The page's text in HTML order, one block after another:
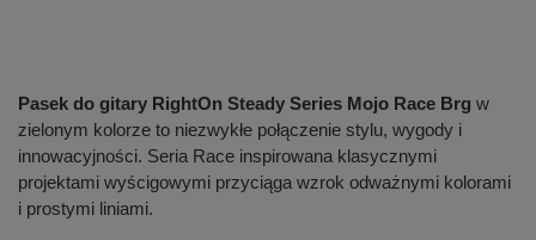
Pasek do gitary RightOn Steady Series Mojo Race Brg w
zielonym kolorze to niezwykłe połączenie stylu, wygody i
innowacyjności. Seria Race inspirowana klasycznymi
projektami wyścigowymi przyciąga wzrok odważnymi kolorami
i prostymi liniami.